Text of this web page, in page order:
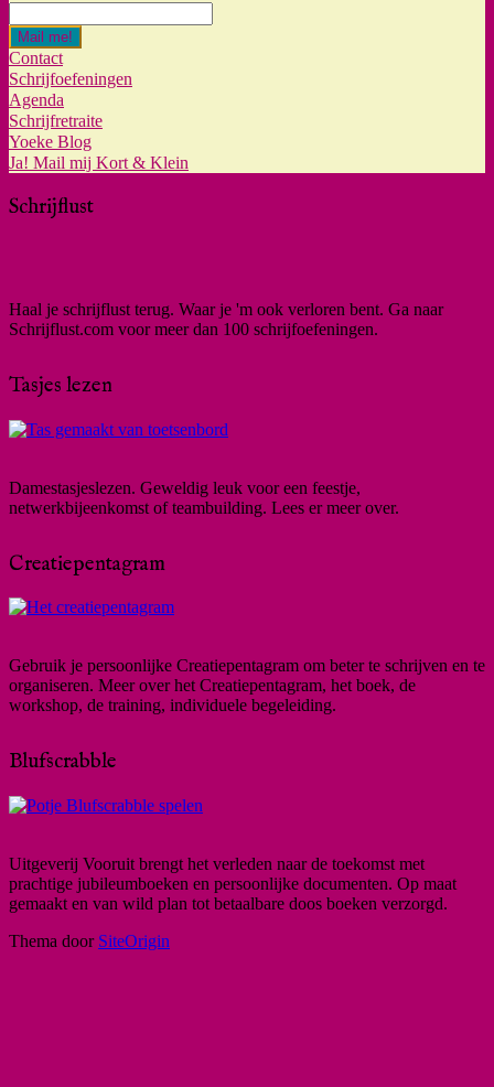
Mail me!
Contact
Schrijfoefeningen
Agenda
Schrijfretraite
Yoeke Blog
Ja! Mail mij Kort & Klein
Schrijflust
Haal je schrijflust terug. Waar je 'm ook verloren bent. Ga naar
Schrijflust.com voor meer dan 100 schrijfoefeningen.
Tasjes lezen
Damestasjeslezen. Geweldig leuk voor een feestje,
netwerkbijeenkomst of teambuilding. Lees er meer over.
Creatiepentagram
Gebruik je persoonlijke Creatiepentagram om beter te schrijven en te
organiseren. Meer over het Creatiepentagram, het boek, de
workshop, de training, individuele begeleiding.
Blufscrabble
Uitgeverij Vooruit brengt het verleden naar de toekomst met
prachtige jubileumboeken en persoonlijke documenten. Op maat
gemaakt en van wild plan tot betaalbare doos boeken verzorgd.
Thema door SiteOrigin